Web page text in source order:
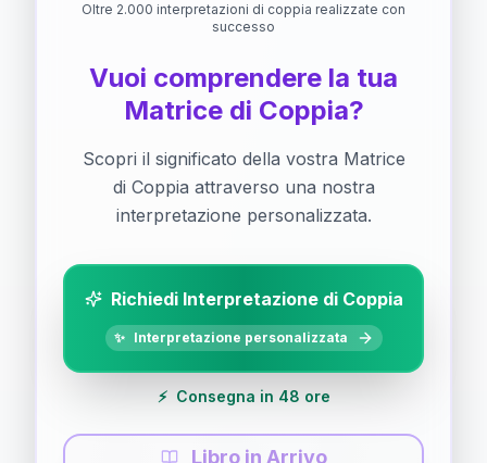
Oltre 2.000 interpretazioni di coppia realizzate con
successo
Vuoi comprendere la tua
Matrice di Coppia?
Scopri il significato della vostra Matrice
di Coppia attraverso una nostra
interpretazione personalizzata.
Richiedi Interpretazione di Coppia
✨ Interpretazione personalizzata
⚡ Consegna in 48 ore
Libro in Arrivo